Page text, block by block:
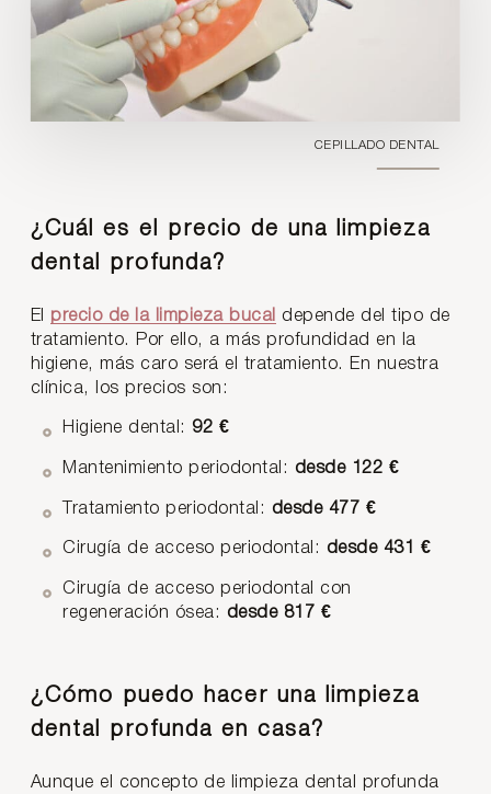
CEPILLADO DENTAL
¿Cuál es el precio de una limpieza
dental profunda?
El precio de la limpieza bucal depende del tipo de
tratamiento. Por ello, a más profundidad en la
higiene, más caro será el tratamiento. En nuestra
clínica, los precios son:
Higiene dental: 92 €
Mantenimiento periodontal: desde 122 €
Tratamiento periodontal: desde 477 €
Cirugía de acceso periodontal: desde 431 €
Cirugía de acceso periodontal con
regeneración ósea: desde 817 €
¿Cómo puedo hacer una limpieza
dental profunda en casa?
Aunque el concepto de limpieza dental profunda